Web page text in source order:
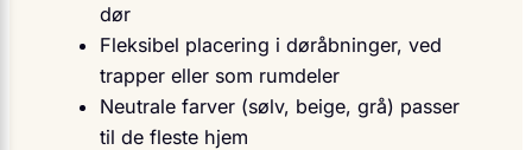
dør
Fleksibel placering i døråbninger, ved
trapper eller som rumdeler
Neutrale farver (sølv, beige, grå) passer
til de fleste hjem